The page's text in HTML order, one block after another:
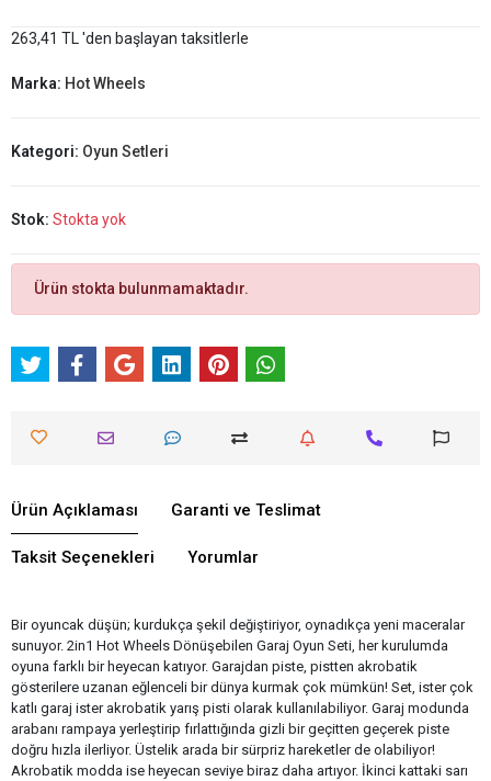
263,41 TL 'den başlayan taksitlerle
Marka: Hot Wheels
Kategori: Oyun Setleri
Stok: Stokta yok
Ürün stokta bulunmamaktadır.
Ürün Açıklaması Garanti ve Teslimat
Taksit Seçenekleri Yorumlar
Bir oyuncak düşün; kurdukça şekil değiştiriyor, oynadıkça yeni maceralar
sunuyor. 2in1 Hot Wheels Dönüşebilen Garaj Oyun Seti, her kurulumda
oyuna farklı bir heyecan katıyor. Garajdan piste, pistten akrobatik
gösterilere uzanan eğlenceli bir dünya kurmak çok mümkün! Set, ister çok
katlı garaj ister akrobatik yarış pisti olarak kullanılabiliyor. Garaj modunda
arabanı rampaya yerleştirip fırlattığında gizli bir geçitten geçerek piste
doğru hızla ilerliyor. Üstelik arada bir sürpriz hareketler de olabiliyor!
Akrobatik modda ise heyecan seviye biraz daha artıyor. İkinci kattaki sarı